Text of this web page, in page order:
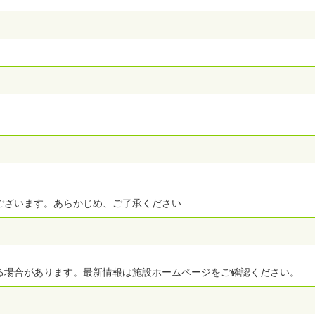
います。あらかじめ、ご了承ください
合があります。最新情報は施設ホームページをご確認ください。